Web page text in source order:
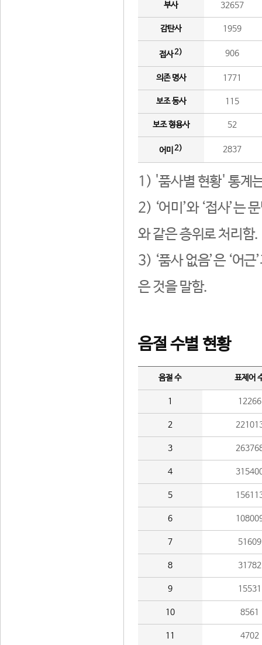
부사 32657
감탄사 1959
접사2) 906
의존 명사 1771
보조 동사 115
보조 형용사 52
어미 2) 2837
1) '품사별 현황' 통계
2) ‘어미’와 ‘접사’는
와 같은 층위로 처리함.
3) ‘품사 없음’은 ‘어
은 것을 말함.
음절 수별 현황
음절 수 표제어
1 12266
2
3
4
5
6
7 51609
8 31782
9 15531
10 8561
11 4702